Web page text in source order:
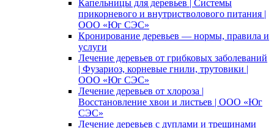
Капельницы для деревьев | Системы
прикорневого и внутристволового питания |
ООО «Юг СЭС»
Кронирование деревьев — нормы, правила и
услуги
Лечение деревьев от грибковых заболеваний
| Фузариоз, корневые гнили, трутовики |
ООО «Юг СЭС»
Лечение деревьев от хлороза |
Восстановление хвои и листьев | ООО «Юг
СЭС»
Лечение деревьев с дуплами и трещинами